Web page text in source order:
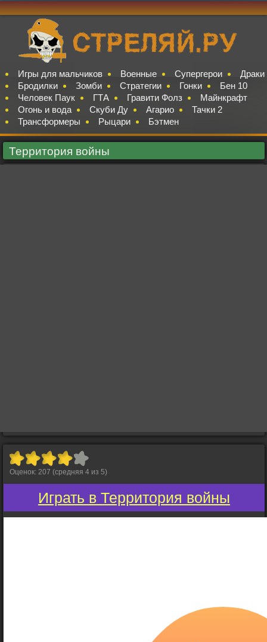
Игры для мальчиков Военные Супергерои
Драки
Бродилки
Зомби Стратегии Гонки
Бен 10
Человек Паук
ГТА Гравити Фолз
Майнкрафт
Огонь и вода
Скуби Ду Агарио
Тачки 2
Трансформеры
Рыцари Бэтмен
Территория войны
Оценок: 207 (средняя 4 из 5)
Играть в Территория войны